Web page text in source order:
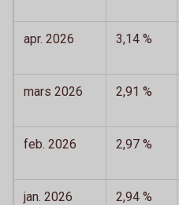
apr. 2026 3,14 %
mars 2026 2,91 %
feb. 2026 2,97 %
jan. 2026 2,94 %